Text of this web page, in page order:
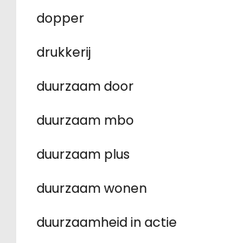
dopper
drukkerij
duurzaam door
duurzaam mbo
duurzaam plus
duurzaam wonen
duurzaamheid in actie